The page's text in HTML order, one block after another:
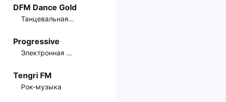
DFM Dance Gold
Танцевальная музыка
Progressive
Электронная музыка
Tengri FM
Рок-музыка